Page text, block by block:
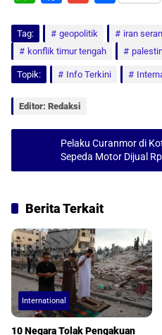
t
s
c
e
b
k
a
i
l
a
r
Tag: geopolitik iran
konflik timur tengah
Topik: Info Terkini
Editor: Redaksi
Pelaku Curanmor di
Sepeda Motor Dijual
Berita Terkait
International
10 Negara Tolak Pengakuan